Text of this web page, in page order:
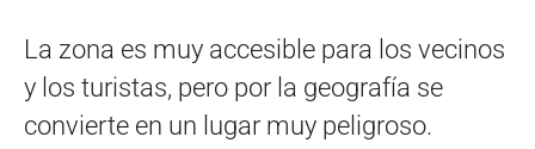
La zona es muy accesible para los vecinos
y los turistas, pero por la geografía se
convierte en un lugar muy peligroso.